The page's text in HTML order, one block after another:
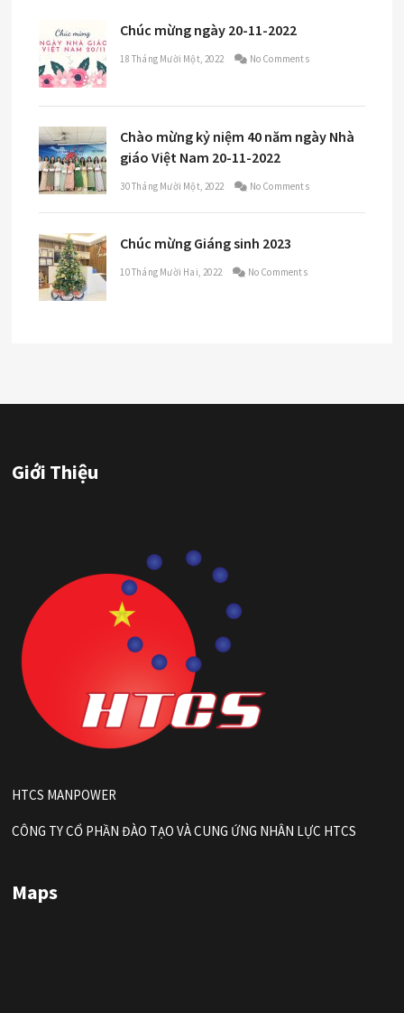
Chúc mừng ngày 20-11-2022
18 Tháng Mười Một, 2022 No Comments
Chào mừng kỷ niệm 40 năm ngày Nhà
giáo Việt Nam 20-11-2022
30 Tháng Mười Một, 2022 No Comments
Chúc mừng Giáng sinh 2023
10 Tháng Mười Hai, 2022 No Comments
Giới Thiệu
HTCS MANPOWER
CÔNG TY CỔ PHẦN ĐÀO TẠO VÀ CUNG ỨNG NHÂN LỰC HTCS
Maps